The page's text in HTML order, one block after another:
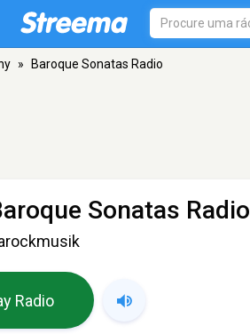
» Baroque Sonatas Radio
Sonatas Radio
Radio